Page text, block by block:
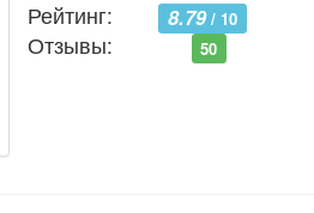
Рейтинг:
8.79/ 10
Отзывы: 50